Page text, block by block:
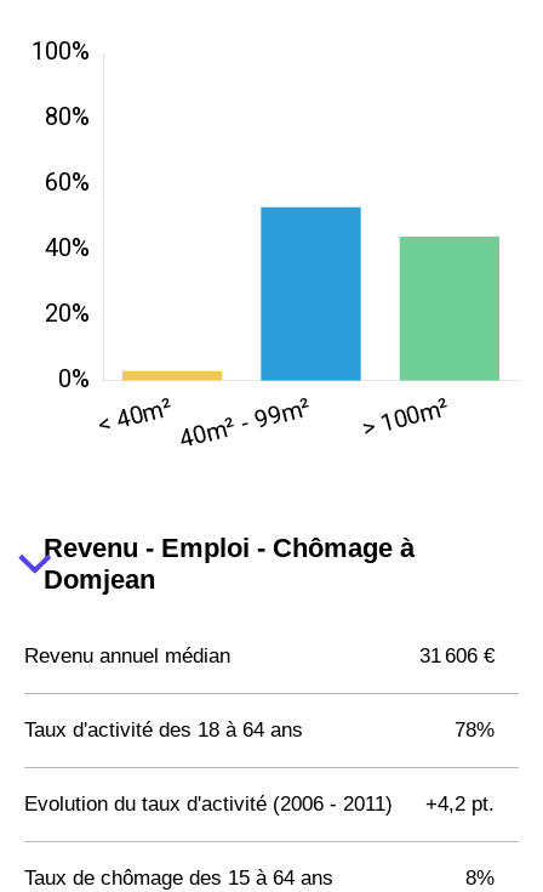
Revenu - Emploi - Chômage à
Domjean
Revenu annuel médian 31 606 €
Taux d'activité des 18 à 64 ans 78%
Evolution du taux d'activité (2006 - 2011) +4,2 pt.
Taux de chômage des 15 à 64 ans 8%